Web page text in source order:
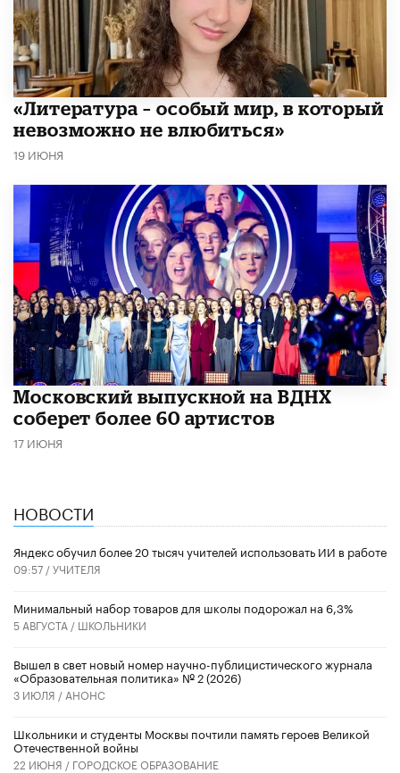
​«Литература – особый мир, в который
невозможно не влюбиться»
19 ИЮНЯ
Московский выпускной на ВДНХ
соберет более 60 артистов
17 ИЮНЯ
НОВОСТИ
​Яндекс обучил более 20 тысяч учителей использовать ИИ в работе
09:57 /УЧИТЕЛЯ
Минимальный набор товаров для школы подорожал на 6,3%
5 АВГУСТА / ШКОЛЬНИКИ
Вышел в свет новый номер научно-публицистического журнала
«Образовательная политика» № 2 (2026)
3 ИЮЛЯ / АНОНС
Школьники и студенты Москвы почтили память героев Великой
Отечественной войны
22 ИЮНЯ / ГОРОДСКОЕ ОБРАЗОВАНИЕ